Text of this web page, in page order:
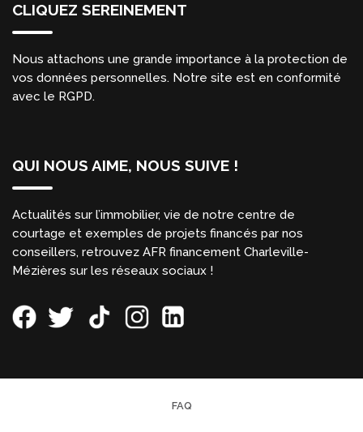
CLIQUEZ SEREINEMENT
Nous attachons une grande importance à la protection de
vos données personnelles. Notre site est en conformité
avec le RGPD.
QUI NOUS AIME, NOUS SUIVE !
Actualités sur l’immobilier, vie de notre centre de
courtage et exemples de projets financés par nos
conseillers, retrouvez AFR financement Charleville-
Mézières sur les réseaux sociaux !
FAQ